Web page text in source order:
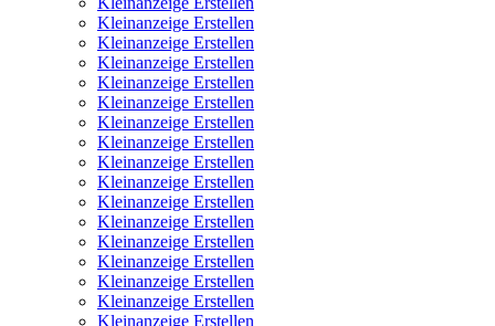
Kleinanzeige Erstellen
Kleinanzeige Erstellen
Kleinanzeige Erstellen
Kleinanzeige Erstellen
Kleinanzeige Erstellen
Kleinanzeige Erstellen
Kleinanzeige Erstellen
Kleinanzeige Erstellen
Kleinanzeige Erstellen
Kleinanzeige Erstellen
Kleinanzeige Erstellen
Kleinanzeige Erstellen
Kleinanzeige Erstellen
Kleinanzeige Erstellen
Kleinanzeige Erstellen
Kleinanzeige Erstellen